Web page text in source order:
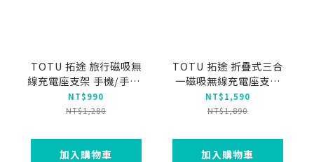
TOTU 拓途 旅行磁吸無
線充電座支架 手機/手錶/
耳機 Type-C伸縮線
80cm LAMag系列
NT$990
NT$1,280
加入購物車
TOTU 拓途 折疊式三合
一磁吸無線充電座支架
15W快充 手機/手錶/耳
機 MagSafe兼容
NT$1,590
NT$1,890
加入購物車